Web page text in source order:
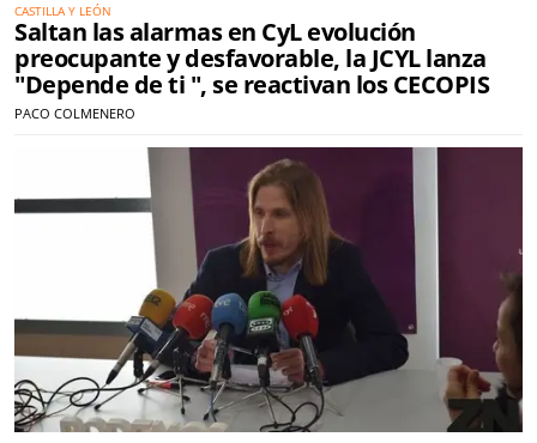
CASTILLA Y LEÓN
Saltan las alarmas en CyL evolución
preocupante y desfavorable, la JCYL lanza
"Depende de ti ", se reactivan los CECOPIS
PACO COLMENERO